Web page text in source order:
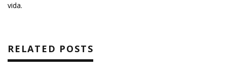
vida.
RELATED POSTS